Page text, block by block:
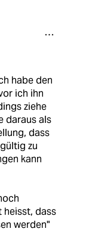
habe den
ich ihn
ziehe
daraus als
dass
zu
kann
heisst, dass
werden"